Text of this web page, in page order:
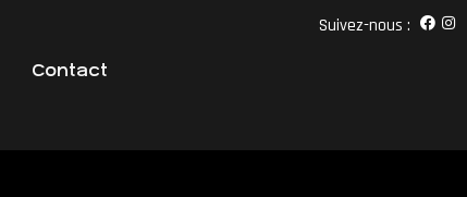
Suivez-nous :
Contact